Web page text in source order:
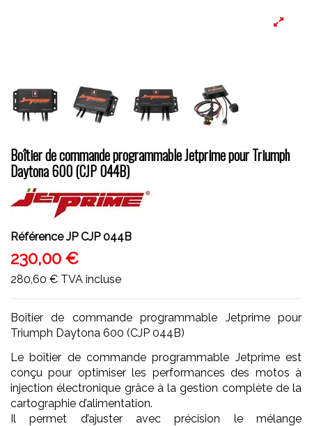
Boîtier de commande programmable Jetprime pour Triumph
Daytona 600 (CJP 044B)
Référence JP CJP 044B
230,00 €
280,60 € TVA incluse
Boîtier de commande programmable Jetprime pour
Triumph Daytona 600 (CJP 044B)
Le boîtier de commande programmable Jetprime est
conçu pour optimiser les performances des motos à
injection électronique grâce à la gestion complète de la
cartographie d’alimentation.
Il permet d’ajuster avec précision le mélange